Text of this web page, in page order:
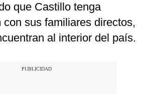
que Castillo tenga
con sus familiares directos,
al interior del país.